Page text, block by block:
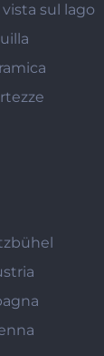
sul lago